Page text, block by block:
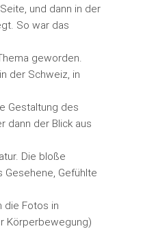
und dann in der
So war das
geworden.
der Schweiz, in
Gestaltung des
dann der Blick aus
Die bloße
Gefühlte
die Fotos in
Körperbewegung)